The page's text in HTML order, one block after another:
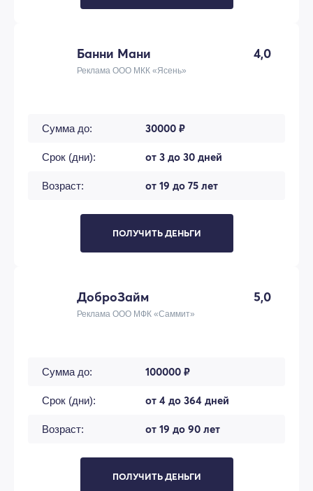
Банни Мани 4,0
Реклама ООО МКК «Ясень»
Сумма до: 30000 ₽
Срок (дни): от 3 до 30 дней
Возраст: от 19 до 75 лет
ПОЛУЧИТЬ ДЕНЬГИ
ДоброЗайм 5,0
Реклама ООО МФК «Саммит»
Сумма до: 100000 ₽
Срок (дни): от 4 до 364 дней
Возраст: от 19 до 90 лет
ПОЛУЧИТЬ ДЕНЬГИ